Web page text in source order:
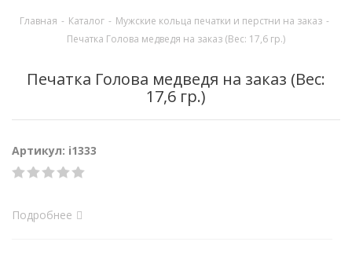
Главная - Каталог - Мужские кольца печатки и перстни на заказ -
Печатка Голова медведя на заказ (Вес: 17,6 гр.)
Печатка Голова медведя на заказ (Вес:
17,6 гр.)
Артикул: i1333
Подробнее